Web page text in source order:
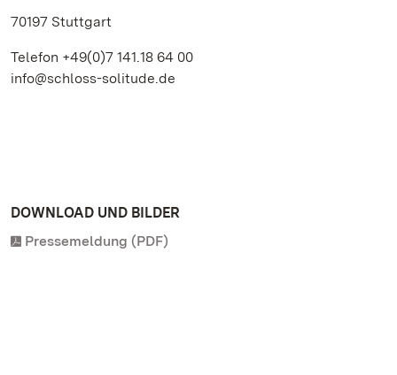
70197 Stuttgart
Telefon +49(0)7 141.18 64 00
info@schloss-solitude.de
DOWNLOAD UND BILDER
Pressemeldung (PDF)